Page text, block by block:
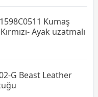
Kumaş
Ayak uzatmalı
G Beast Leather